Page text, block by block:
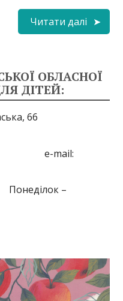
Читати далі
ОБЛАСНОЇ
ДІТЕЙ:
66
55 e-mail:
Понеділок –